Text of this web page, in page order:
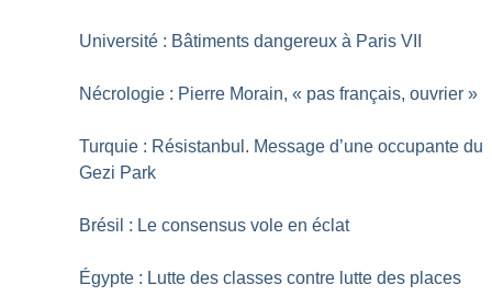
Université : Bâtiments dangereux à Paris VII
Nécrologie : Pierre Morain, « pas français, ouvrier »
Turquie : Résistanbul. Message d’une occupante du
Gezi Park
Brésil : Le consensus vole en éclat
Égypte : Lutte des classes contre lutte des places